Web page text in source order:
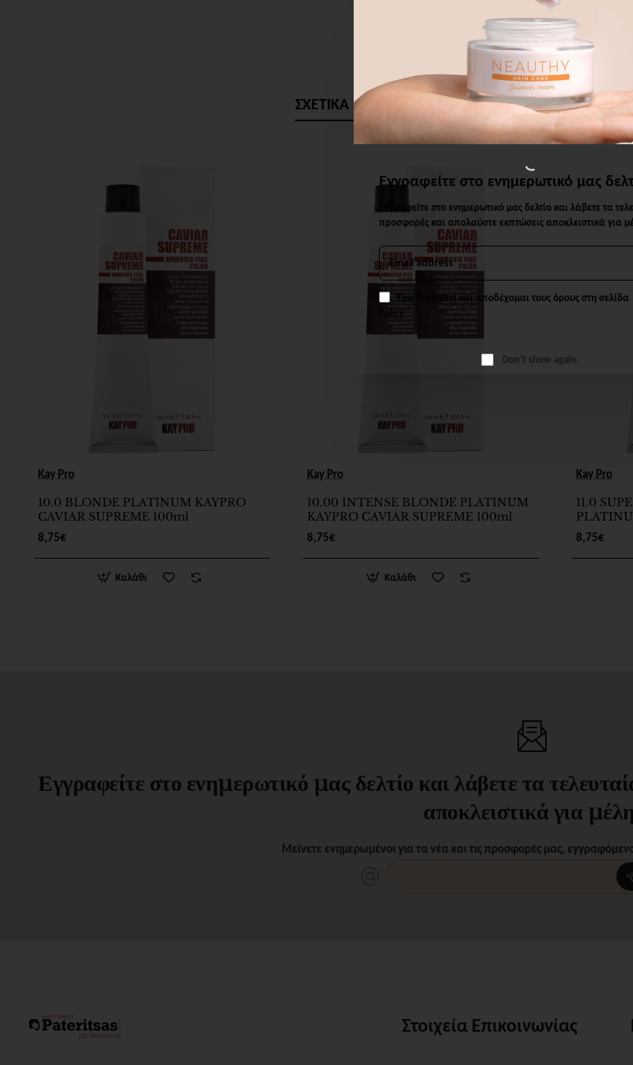
Εγγραφείτε στο ενημερωτικό μας
Εγγραφείτε στο ενημερωτικό μας δελτίο και λάβετε τα
προσφορές και απολαύστε εκπτώσεις αποκλειστικά για
Email
address
Έχω διαβάσει και αποδέχομαι τους όρους στη σελίδα
Policy
Don't show again.
ΣΧΕΤΙΚΑ ΠΡΟΙΟΝΤΑ ΑΓΟΡΑΣΑΝ ΕΠΙΣΗΣ ΑΠΟ
Kay Pro
10.0 BLONDE PLATINUM KAYPRO
CAVIAR SUPREME 100ml
8,75€
Καλάθι
Kay Pro
10.00 INTENSE BLONDE PLATINUM
KAYPRO CAVIAR SUPREME 100ml
8,75€
Καλάθι
Kay Pro
11.0
8,75€
Εγγραφείτε στο ενημερωτικό μας δελτίο και λάβετε τα
αποκλειστικά για
Μείνετε ενημερωμένοι για τα νέα και τις προσφορές μας,
Στοιχεία Επικοινωνίας